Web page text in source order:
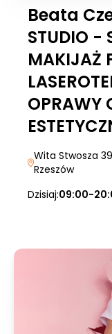
Beata
STUDIO -
MAKIJAŻ
OPRAWY
Wita Stwosza 39
Rzeszów
Dzisiaj:09:00-